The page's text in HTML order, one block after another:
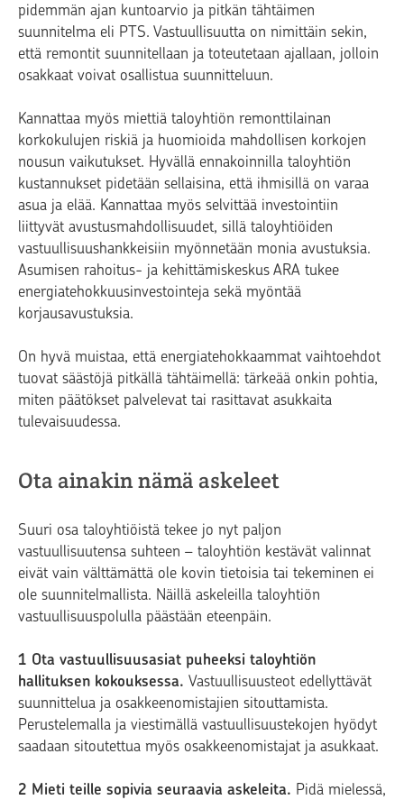
pidemmän ajan kuntoarvio ja pitkän tähtäimen
suunnitelma eli PTS. Vastuullisuutta on nimittäin sekin,
että remontit suunnitellaan ja toteutetaan ajallaan, jolloin
osakkaat voivat osallistua suunnitteluun.
Kannattaa myös miettiä taloyhtiön remonttilainan
korkokulujen riskiä ja huomioida mahdollisen korkojen
nousun vaikutukset. Hyvällä ennakoinnilla taloyhtiön
kustannukset pidetään sellaisina, että ihmisillä on varaa
asua ja elää. Kannattaa myös selvittää investointiin
liittyvät avustusmahdollisuudet, sillä taloyhtiöiden
vastuullisuushankkeisiin myönnetään monia avustuksia.
Asumisen rahoitus- ja kehittämiskeskus ARA tukee
energiatehokkuusinvestointeja sekä myöntää
korjausavustuksia.
On hyvä muistaa, että energiatehokkaammat vaihtoehdot
tuovat säästöjä pitkällä tähtäimellä: tärkeää onkin pohtia,
miten päätökset palvelevat tai rasittavat asukkaita
tulevaisuudessa.
Ota ainakin nämä askeleet
Suuri osa taloyhtiöistä tekee jo nyt paljon
vastuullisuutensa suhteen – taloyhtiön kestävät valinnat
eivät vain välttämättä ole kovin tietoisia tai tekeminen ei
ole suunnitelmallista. Näillä askeleilla taloyhtiön
vastuullisuuspolulla päästään eteenpäin.
1 Ota vastuullisuusasiat puheeksi taloyhtiön
hallituksen kokouksessa. Vastuullisuusteot edellyttävät
suunnittelua ja osakkeenomistajien sitouttamista.
Perustelemalla ja viestimällä vastuullisuustekojen hyödyt
saadaan sitoutettua myös osakkeenomistajat ja asukkaat.
2 Mieti teille sopivia seuraavia askeleita. Pidä mielessä,